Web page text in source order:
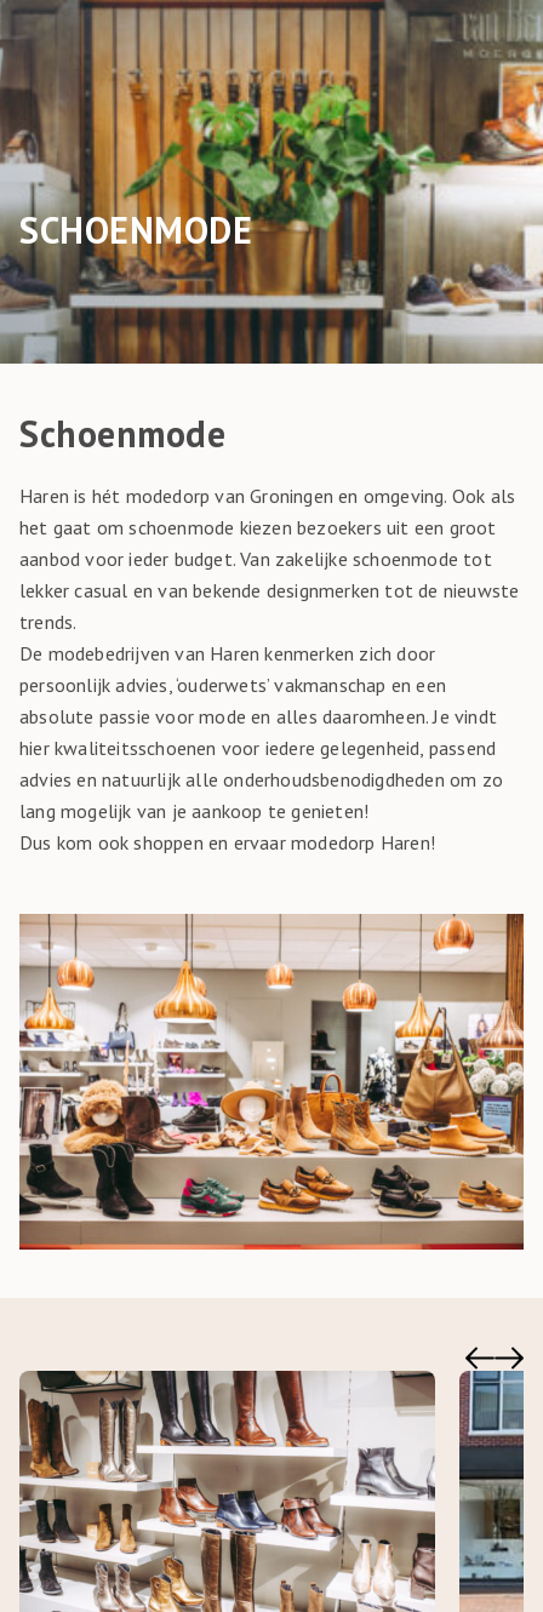
SCHOENMODE
Schoenmode
Haren is hét modedorp van Groningen en omgeving. Ook als
het gaat om schoenmode kiezen bezoekers uit een groot
aanbod voor ieder budget. Van zakelijke schoenmode tot
lekker casual en van bekende designmerken tot de nieuwste
trends.
De modebedrijven van Haren kenmerken zich door
persoonlijk advies, ‘ouderwets’ vakmanschap en een
absolute passie voor mode en alles daaromheen. Je vindt
hier kwaliteitsschoenen voor iedere gelegenheid, passend
advies en natuurlijk alle onderhoudsbenodigdheden om zo
lang mogelijk van je aankoop te genieten!
Dus kom ook shoppen en ervaar modedorp Haren!